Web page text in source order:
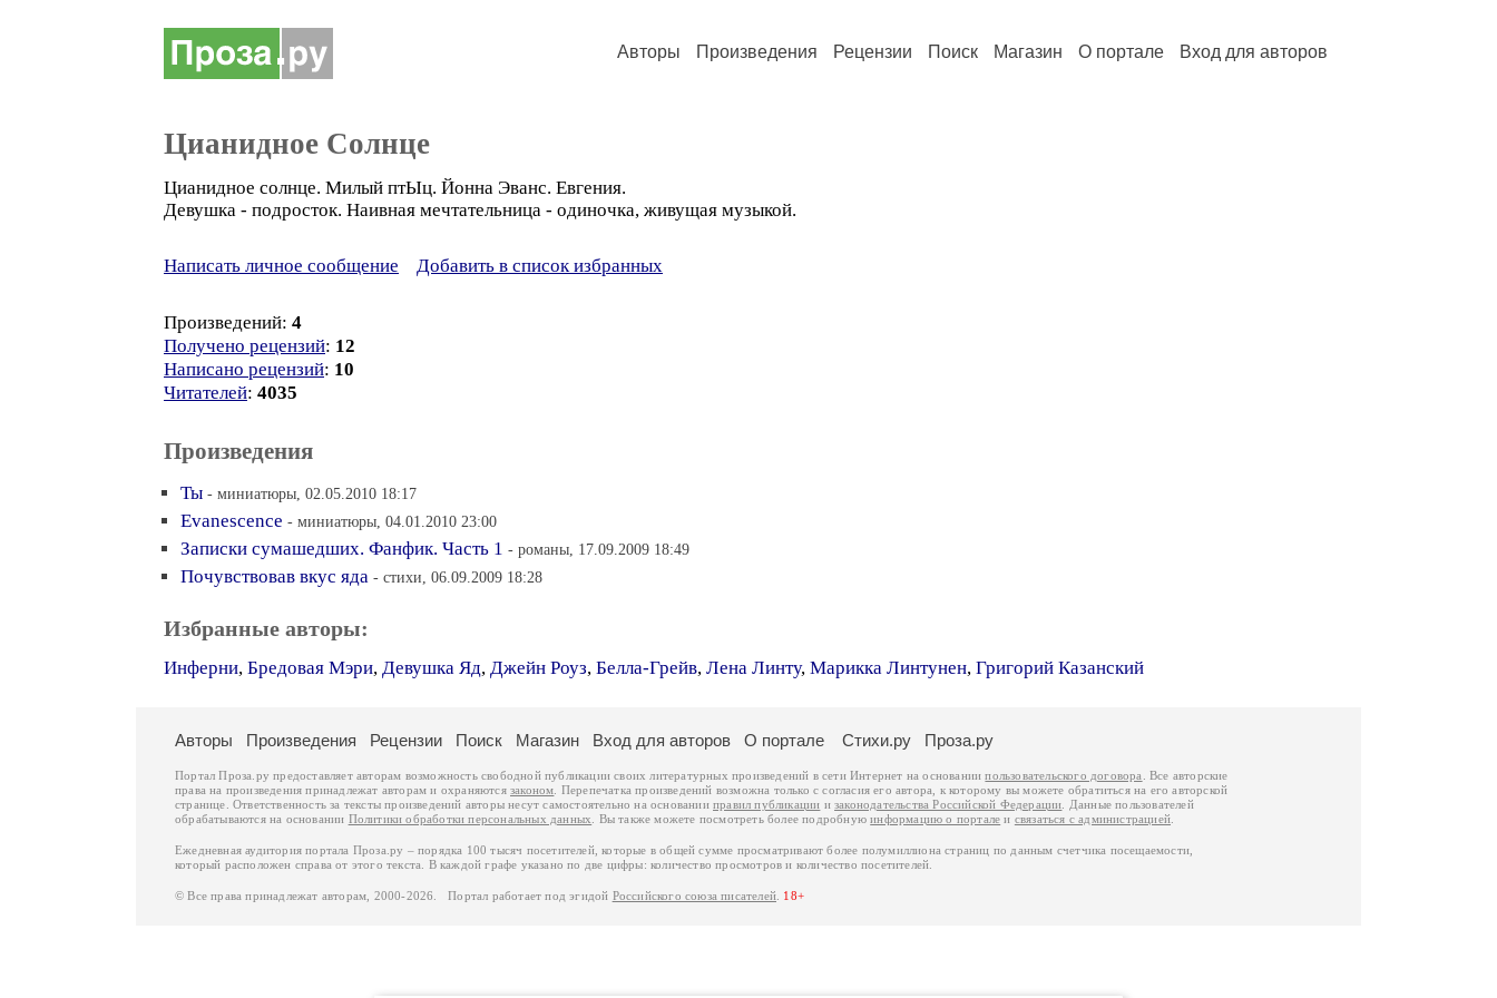
Авторы Произведения Рецензии Поиск Магазин О портале Вход для авторов
Цианидное Солнце
Цианидное солнце. Милый птЫц. Йонна Эванс. Евгения.
Девушка - подросток. Наивная мечтательница - одиночка, живущая музыкой.
Написать личное сообщение Добавить в список избранных
Произведений: 4
Получено рецензий: 12
Написано рецензий: 10
Читателей: 4035
Произведения
Ты - миниатюры, 02.05.2010 18:17
Evanescence - миниатюры, 04.01.2010 23:00
Записки сумашедших. Фанфик. Часть 1 - романы, 17.09.2009 18:49
Почувствовав вкус яда - стихи, 06.09.2009 18:28
Избранные авторы:
Инферни, Бредовая Мэри, Девушка Яд, Джейн Роуз, Белла-Грейв, Лена Линту, Марикка Линтунен, Григорий Казанский
Авторы Произведения Рецензии Поиск Магазин Вход для авторов О портале Стихи.ру Проза.ру
Портал Проза.ру предоставляет авторам возможность свободной публикации своих литературных произведений в сети Интернет на основаниипользовательского договора
. Все авторские
права на произведения принадлежат авторам и охраняются законом . Перепечатка произведений возможна только с согласия его автора, к которому вы можете обратиться на его авторской
странице. Ответственность за тексты произведений авторы несут самостоятельно на основанииправил публикации изаконодательства Российской Федерации . Данные пользователей
обрабатываются на основании Политики обработки персональных данных . Вы также можете посмотреть более подробнуюинформацию о портале и связаться с администрацией
Ежедневная аудитория портала Проза.ру – порядка 100 тысяч посетителей, которые в общей сумме просматривают более полумиллиона страниц по данным счетчика посещаемости,
который расположен справа от этого текста. В каждой графе указано по две цифры: количество просмотров и количество посетителей.
© Все права принадлежат авторам, 2000-2026. Портал работает под эгидой Российского союза писателей 18+